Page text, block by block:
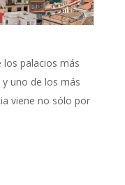
los palacios más
uno de los más
viene no sólo por